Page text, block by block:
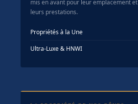
mis en avant pour leur emplacement et
leurs prestations.
Propriétés à la Une
Ultra-Luxe & HNWI